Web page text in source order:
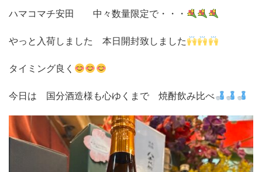
ハマコマチ安田 中々数量限定で・・・
やっと入荷しました 本日開封致しました
タイミング良く
今日は 国分酒造様も心ゆくまで 焼酎飲み比べ